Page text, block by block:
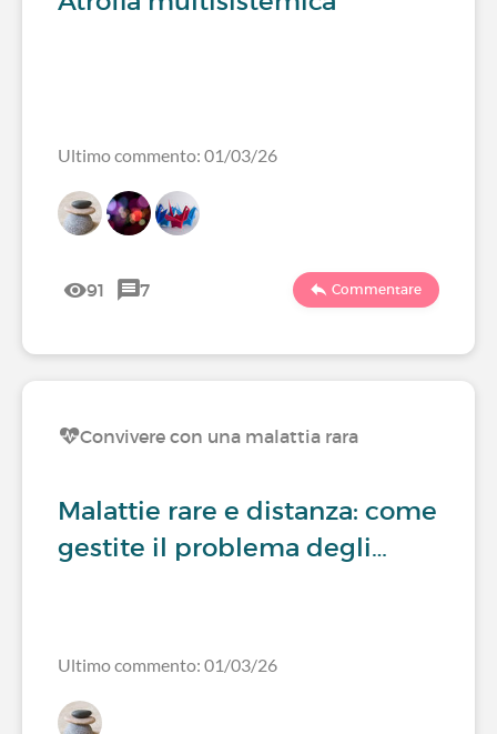
Ultimo commento: 01/03/26
91 7 Commentare
Convivere con una malattia rara
Malattie rare e distanza: come
gestite il problema degli…
Ultimo commento: 01/03/26